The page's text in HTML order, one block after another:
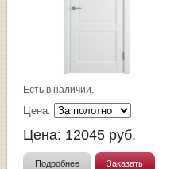
Есть в наличии.
Цена:
Цена: 12045 руб.
Подробнее Заказать